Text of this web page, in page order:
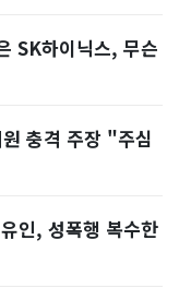
SK하이닉스, 무슨
충격 주장 "주심
인, 성폭행 복수한